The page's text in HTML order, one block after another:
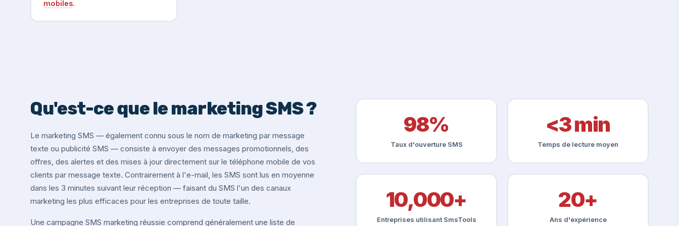
mobiles.
Qu'est-ce que le marketing SMS ?
Le marketing SMS — également connu sous le nom de marketing par message
texte ou publicité SMS — consiste à envoyer des messages promotionnels, des
offres, des alertes et des mises à jour directement sur le téléphone mobile de vos
clients par message texte. Contrairement à l'e-mail, les SMS sont lus en moyenne
dans les 3 minutes suivant leur réception — faisant du SMS l'un des canaux
marketing les plus efficaces pour les entreprises de toute taille.
Une campagne SMS marketing réussie comprend généralement une liste de
98%
Taux d'ouverture SMS
<3 min
Temps de lecture moyen
10,000+
Entreprises utilisant SmsTools
20+
Ans d'expérience